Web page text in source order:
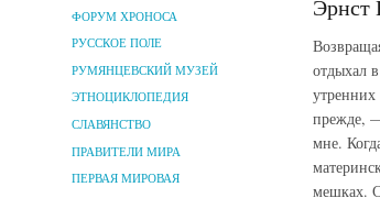
ФОРУМ ХРОНОСА
РУССКОЕ ПОЛЕ
РУМЯНЦЕВСКИЙ МУЗЕЙ
ЭТНОЦИКЛОПЕДИЯ
СЛАВЯНСТВО
ПРАВИТЕЛИ МИРА
ПЕРВАЯ МИРОВАЯ
Эрнст
отдыхал
прежде,
мне.
мешках.